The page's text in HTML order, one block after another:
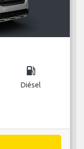
local_gas_station
Diésel